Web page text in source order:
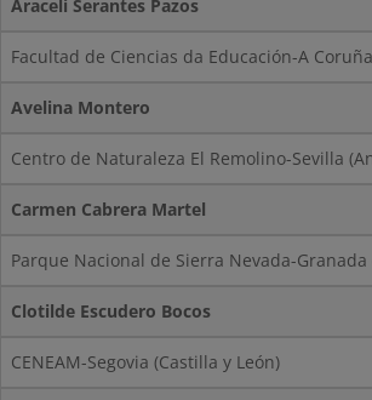
Araceli Serantes Pazos
Facultad de Ciencias da Educación-A
Avelina Montero
Centro de Naturaleza El Remolino-Sevilla
Carmen Cabrera Martel
Parque Nacional de Sierra Nevada-
Clotilde Escudero Bocos
CENEAM-Segovia (Castilla y León)